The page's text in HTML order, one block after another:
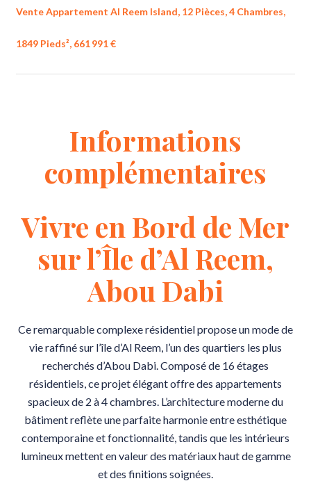
Vente Appartement Al Reem Island, 12 Pièces, 4 Chambres,
1849 Pieds², 661 991 €
Informations
complémentaires
Vivre en Bord de Mer
sur l’Île d’Al Reem,
Abou Dabi
Ce remarquable complexe résidentiel propose un mode de
vie raffiné sur l’île d’Al Reem, l’un des quartiers les plus
recherchés d’Abou Dabi. Composé de 16 étages
résidentiels, ce projet élégant offre des appartements
spacieux de 2 à 4 chambres. L’architecture moderne du
bâtiment reflète une parfaite harmonie entre esthétique
contemporaine et fonctionnalité, tandis que les intérieurs
lumineux mettent en valeur des matériaux haut de gamme
et des finitions soignées.